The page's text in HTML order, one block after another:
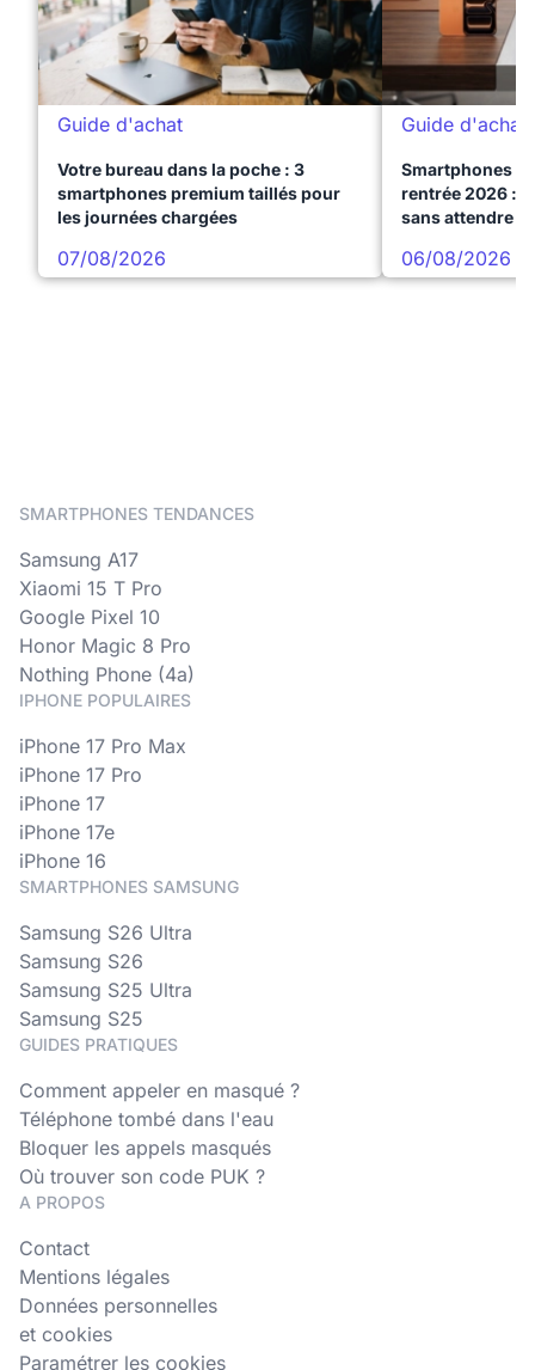
Guide d'achat
Votre bureau dans la poche : 3
smartphones premium taillés pour
les journées chargées
07/08/2026
Guide d'achat
Smartphones
rentrée 2026 :
sans attendre
06/08/2026
SMARTPHONES TENDANCES
Samsung A17
Xiaomi 15 T Pro
Google Pixel 10
Honor Magic 8 Pro
Nothing Phone (4a)
IPHONE POPULAIRES
iPhone 17 Pro Max
iPhone 17 Pro
iPhone 17
iPhone 17e
iPhone 16
SMARTPHONES SAMSUNG
Samsung S26 Ultra
Samsung S26
Samsung S25 Ultra
Samsung S25
GUIDES PRATIQUES
Comment appeler en masqué ?
Téléphone tombé dans l'eau
Bloquer les appels masqués
Où trouver son code PUK ?
A PROPOS
Contact
Mentions légales
Données personnelles
et cookies
Paramétrer les cookies